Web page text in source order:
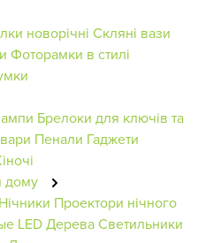
новорічні Скляні вази
Фоторамки в стилі
Брелоки для ключів та
Пенали Гаджети
дому
Нічники Проектори нічного
LED ДереваСветильники